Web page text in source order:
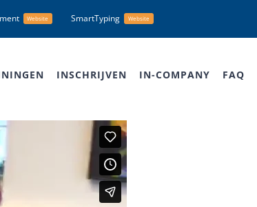
Website SmartTyping Website
INSCHRIJVEN IN-COMPANY FAQ